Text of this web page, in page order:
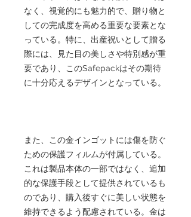
なく、視覚的にも魅力的で、贈り物と
しての完成度を高める重要な要素とな
っている。特に、出産祝いとして贈る
際には、見た目の美しさや特別感が重
要であり、このSafepackはその期待
に十分応えるデザインとなっている。
また、この金インゴットには傷を防ぐ
ための保護フィルムが付属している。
これは製品本体の一部ではなく、追加
的な保護手段として提供されているも
のであり、購入後すぐに美しい状態を
維持できるよう配慮されている。金は